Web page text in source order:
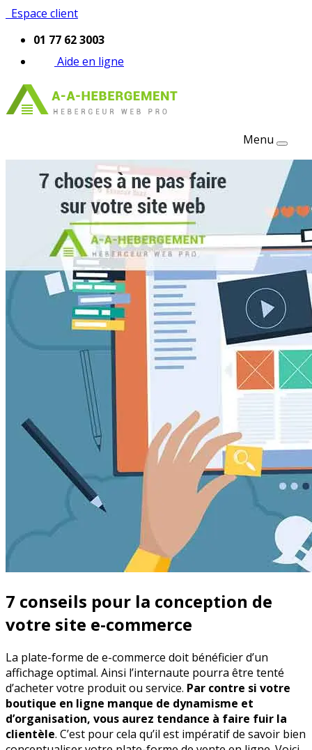
Espace client
01 77 62 3003
Aide en ligne
Menu
7 conseils pour la conception de
votre site e-commerce
La plate-forme de e-commerce doit bénéficier d’un
affichage optimal. Ainsi l’internaute pourra être tenté
d’acheter votre produit ou service. Par contre si votre
boutique en ligne manque de dynamisme et
d’organisation, vous aurez tendance à faire fuir la
clientèle. C’est pour cela qu’il est impératif de savoir bien